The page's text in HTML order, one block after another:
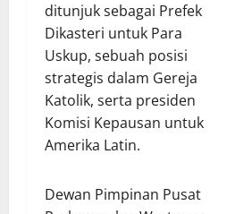
ditunjuk sebagai Prefek
Dikasteri untuk Para
Uskup, sebuah posisi
strategis dalam Gereja
Katolik, serta presiden
Komisi Kepausan untuk
Amerika Latin.
Dewan Pimpinan Pusat